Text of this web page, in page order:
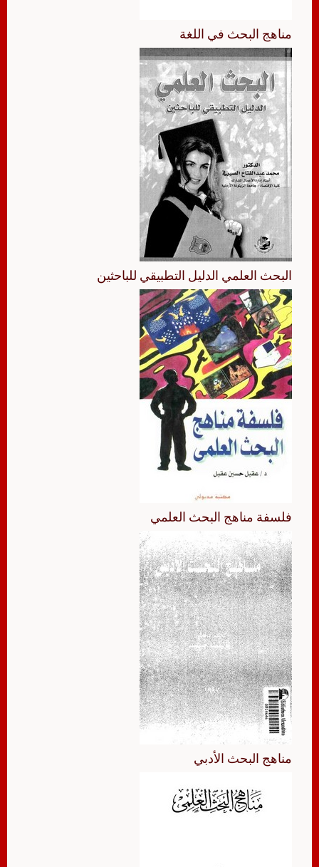
مناهج البحث في اللغة
البحث العلمي الدليل التطبيقي للباحثين
فلسفة مناهج البحث العلمي
مناهج البحث الأدبي